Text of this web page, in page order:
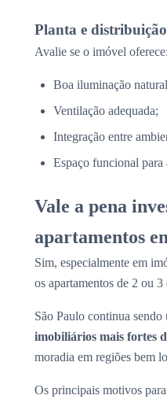
Planta e
Avalie se o imóvel oferece:
Boa iluminação
Ventilação adequada;
Integração entre
Espaço funcional
Vale a pena
apartamentos
Sim, especialmente em
os apartamentos de 2 ou 3
São Paulo continua sendo
imobiliários mais fortes
moradia em regiões bem
Os principais motivos